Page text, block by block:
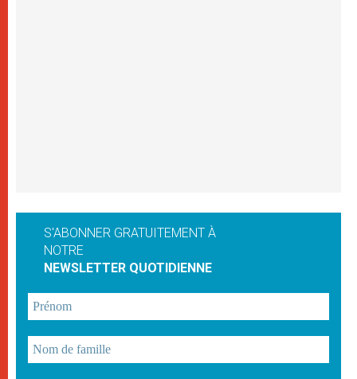
S'ABONNER GRATUITEMENT À
NOTRE
NEWSLETTER QUOTIDIENNE